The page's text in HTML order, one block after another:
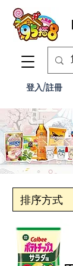
登入/註冊